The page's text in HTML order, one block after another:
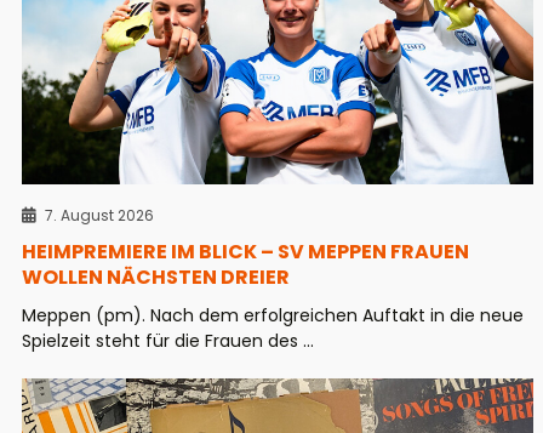
7. August 2026
HEIMPREMIERE IM BLICK – SV MEPPEN FRAUEN
WOLLEN NÄCHSTEN DREIER
Meppen (pm). Nach dem erfolgreichen Auftakt in die neue
Spielzeit steht für die Frauen des ...